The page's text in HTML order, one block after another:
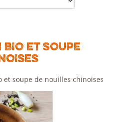
ET SOUPE
et soupe de nouilles chinoises